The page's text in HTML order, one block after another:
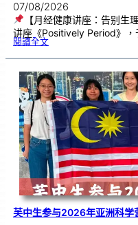
07/08/2026
【月经健康讲座：告别生
讲座《Positively Period》
閱讀全文:月
健
康
座
告
别
生
理
期
焦
虑
！
芙中生参与2026年亚洲科学